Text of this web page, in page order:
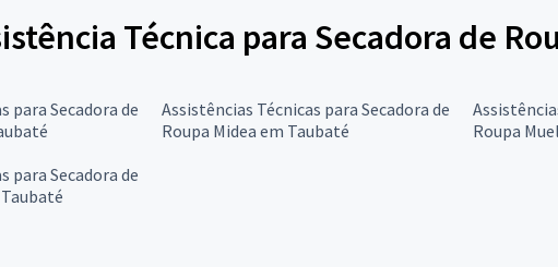
Técnica para Secadora de
para Secadora de
Assistências Técnicas para Secadora de
Roupa Midea em Taubaté
Roupa
para Secadora de